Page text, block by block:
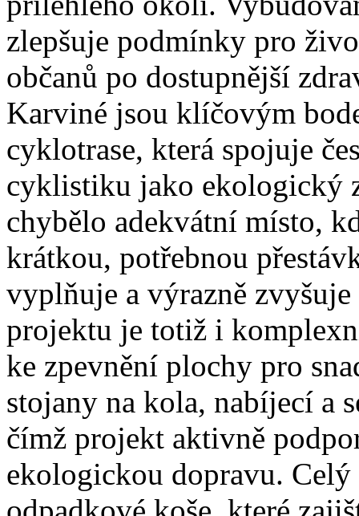
zlepšuje podmínky pro
občanů po dostupnější
Karviné jsou klíčovým
cyklotrase, která spojuje
cyklistiku jako ekologický
chybělo adekvátní místo,
krátkou, potřebnou
vyplňuje a výrazně
projektu je totiž i
ke zpevnění plochy pro
stojany na kola, nabíjecí a
čímž projekt aktivně
ekologickou dopravu.